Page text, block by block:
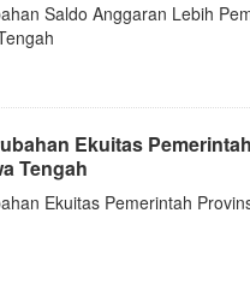
Saldo Anggaran Lebih
Ekuitas Pemerintah
Tengah
Ekuitas Pemerintah